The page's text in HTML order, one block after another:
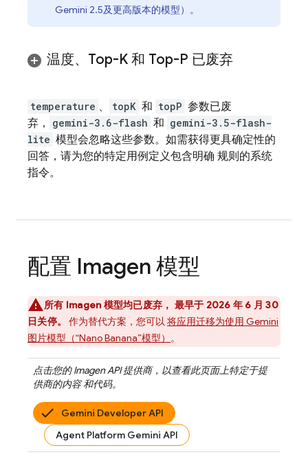
Gemini 2.5及更高版本的模型）。
温度、Top-K 和 Top-P 已废弃
temperature 、 topK 和 topP 参数已废
弃，
gemini-3.6-flash 和 gemini-3.5-flash-
lite 模型会忽略这些参数。如需获得更具确定性的
回答，请为您的特定用例定义包含明确 规则的系统
指令。
配置 Imagen 模型
所有 Imagen 模型均已废弃， 最早于 2026 年 6 月 30
日关停。
作为替代方案，您可以 将应用迁移为使用 Gemini
图片模型（“Nano Banana”模型） 。
点击您的Imagen API提供商，以查看此页面上特定于提
供商的内容 和代码。
Gemini Developer API
Agent Platform Gemini API